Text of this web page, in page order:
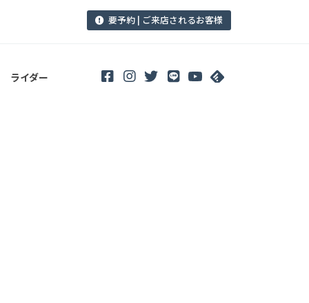
要予約 | ご来店されるお客様
ライダー